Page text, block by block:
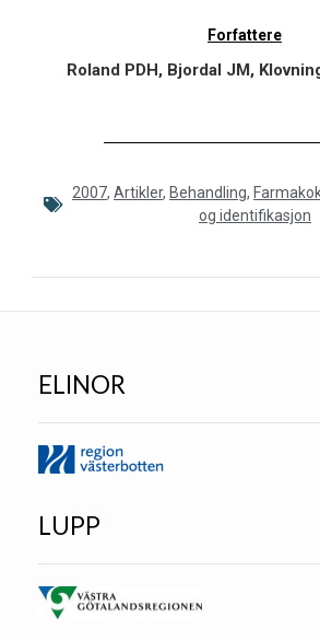
Forfattere
Roland PDH, Bjordal JM,
2007, Artikler, Behandling,
og identifikasjon
ELINOR
LUPP